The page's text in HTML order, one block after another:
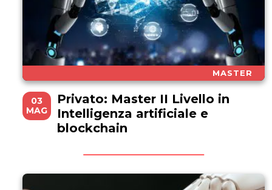
MASTER
03
MAG
Privato: Master II Livello in
Intelligenza artificiale e
blockchain